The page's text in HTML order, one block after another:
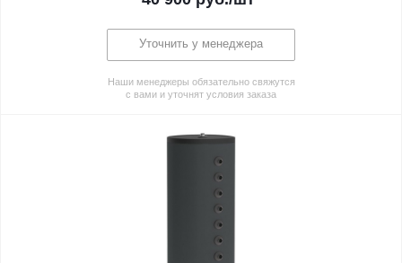
Уточнить у менеджера
Наши менеджеры обязательно свяжутся
с вами и уточнят условия заказа